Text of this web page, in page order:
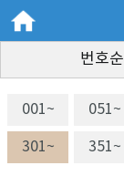
번호순
001~ 051~
301~ 351~